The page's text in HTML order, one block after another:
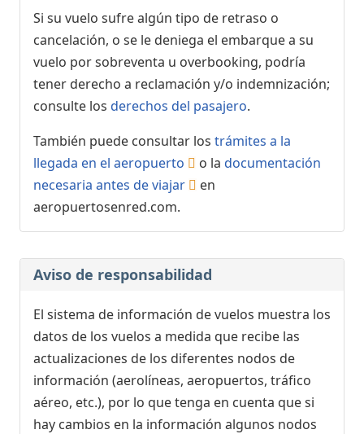
Si su vuelo sufre algún tipo de retraso o
cancelación, o se le deniega el embarque a su
vuelo por sobreventa u overbooking, podría
tener derecho a reclamación y/o indemnización;
consulte los derechos del pasajero.
También puede consultar los trámites a la
llegada en el aeropuerto
o la documentación
necesaria antes de viajar
en
aeropuertosenred.com.
Aviso de responsabilidad
El sistema de información de vuelos muestra los
datos de los vuelos a medida que recibe las
actualizaciones de los diferentes nodos de
información (aerolíneas, aeropuertos, tráfico
aéreo, etc.), por lo que tenga en cuenta que si
hay cambios en la información algunos nodos